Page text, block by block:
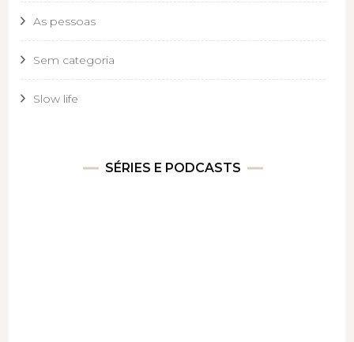
As pessoas
Sem categoria
Slow life
SÉRIES E PODCASTS